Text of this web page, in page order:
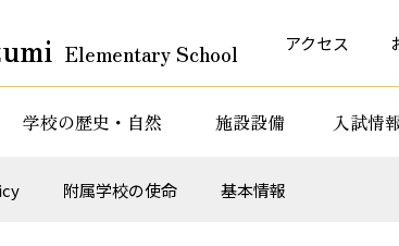
Elementary School アクセス
附属学校の使命 基本情報
学校の歴史・自然 施設設備 入試情